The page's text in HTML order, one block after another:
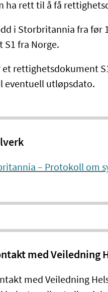
ha rett til å få
i Storbritannia fra før
fra Norge.
et rettighetsdokument
eventuell utløpsdato.
– Protokoll om
med Veiledning
med Veiledning